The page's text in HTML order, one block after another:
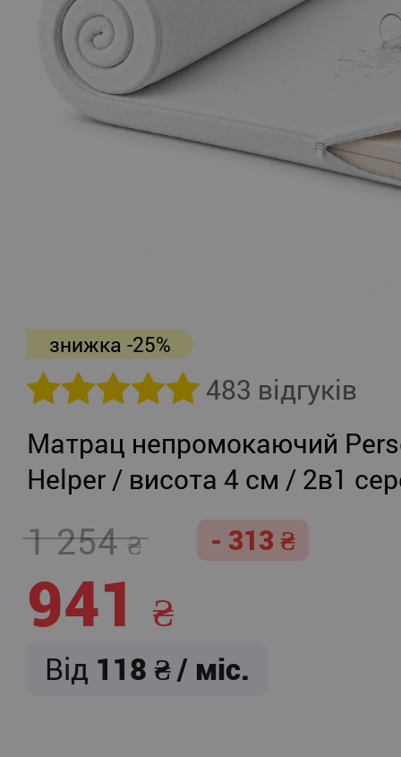
знижка -25%
483 відгуків
Матрац непромокаючий
Helper / висота 4 см / 2в1
1 254 - 313
941
Від 118 / міс.